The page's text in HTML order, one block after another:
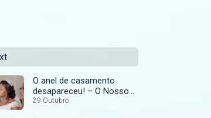
O anel de casamento
desapareceu! – O Nosso
Casamento Perfeito
29 Outubro